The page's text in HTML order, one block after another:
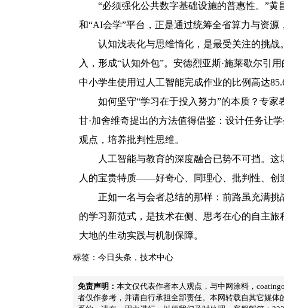
“必须强化公共数字基础设施的普惠性。”
和“AI会学”平台，正是通过统筹全省算力与资源
认知浅表化与思维惰化，是最受关注的挑
入，形成“认知外包”。安德烈亚斯·施莱歇尔引
中小学生使用过人工智能完成作业的比例高达
如何坚守“学习在于投入努力”的本质？专
甘·加舍维奇提出的方法值得借鉴：设计任务让
观点，培养批判性思维。
人工智能与教育的深度融合已势不可挡。
人的宝贵特质——好奇心、同理心、批判性、创
正如一名与会者总结的那样：前路虽充满
的学习新范式，是技术在侧、思考在心的自主
大地的生动实践与机制保障。
标签： 今日头条 ， 技术中心
免责声明： 本文仅代表作者本人观点，与中网涂料，
者仅作参考，并请自行承担全部责任。本网转载自其它媒